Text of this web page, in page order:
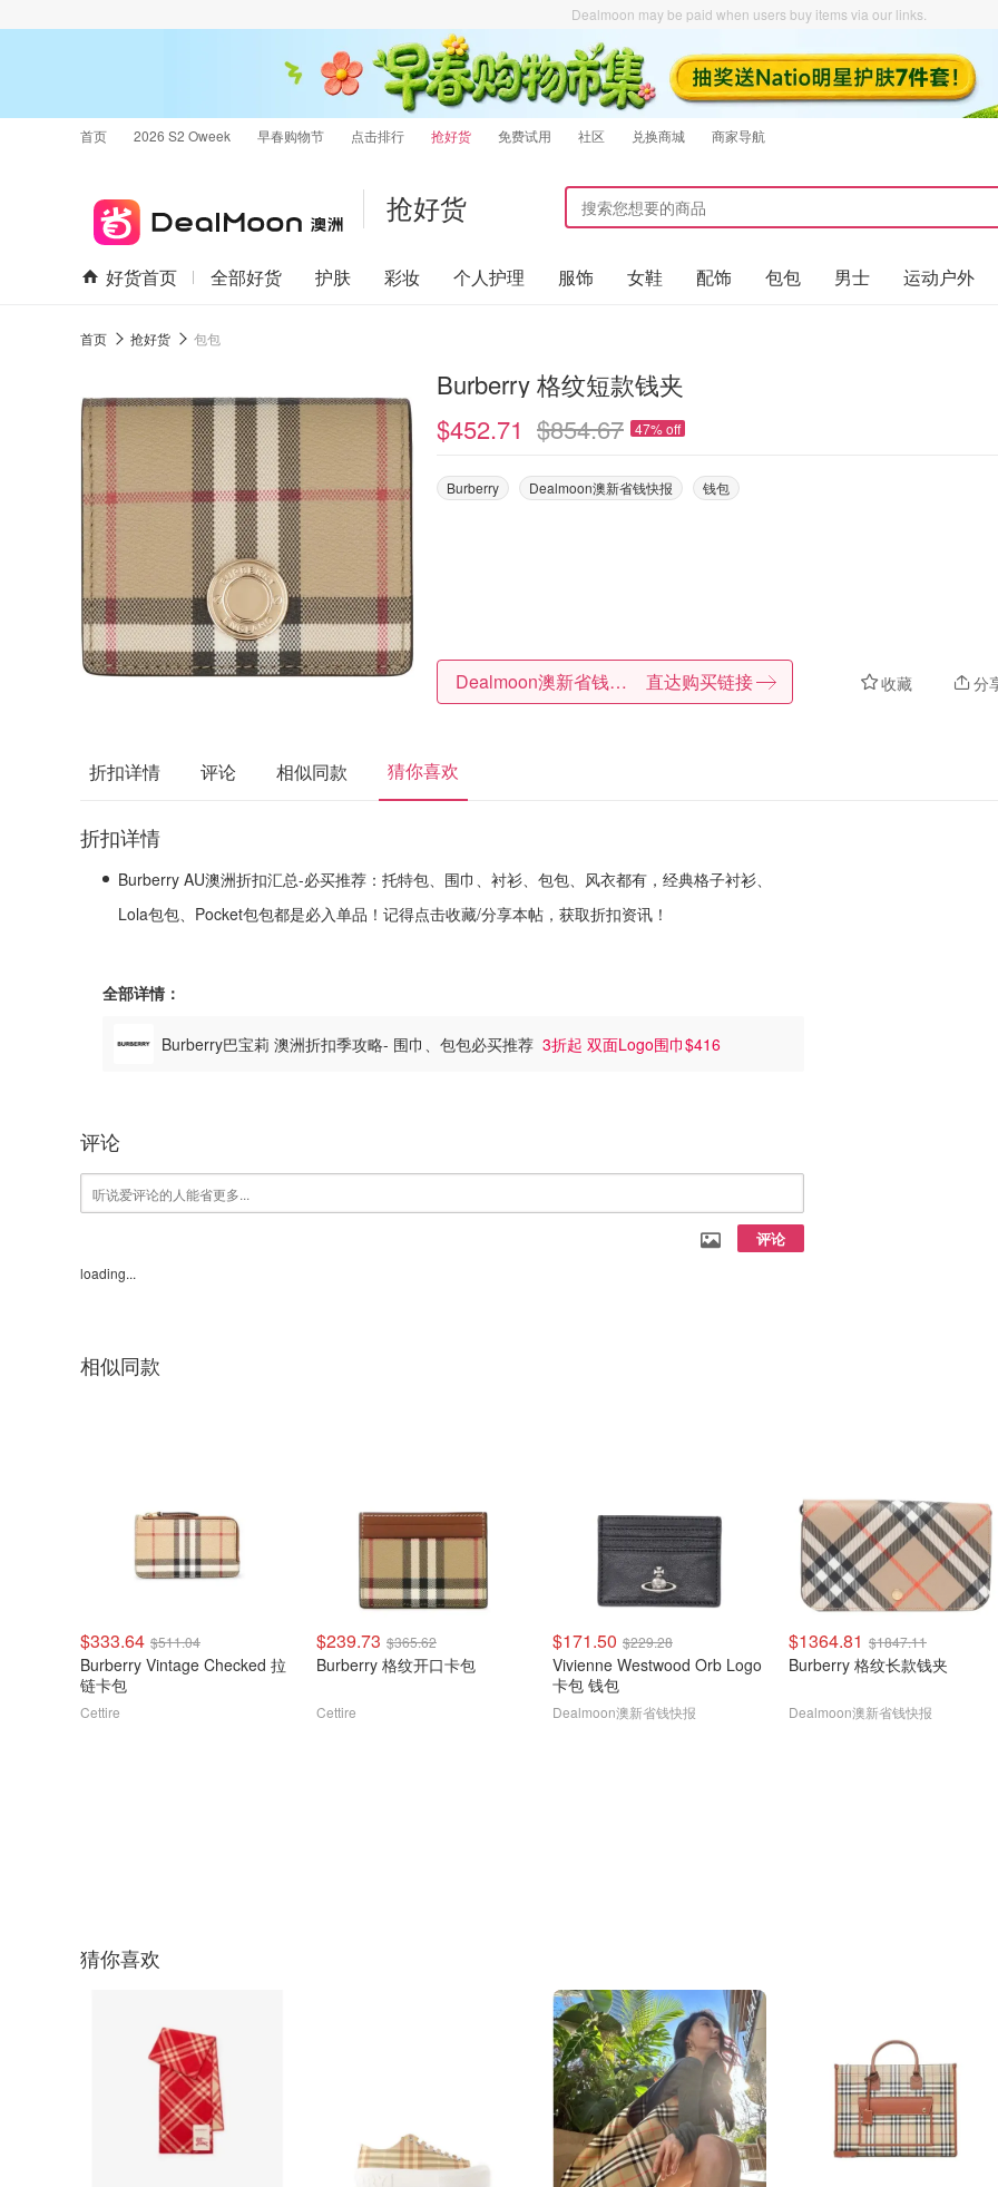
Dealmoon may be paid when users buy items via our links.
首页 2026 S2 Oweek 早春购物节 点击排行 抢好货 免费试用 社区 兑换商城 商家导航
抢好货
好货首页 全部好货 护肤 彩妆 个人护理 服饰 女鞋 配饰 包包 男士 运动户外
首页 抢好货 包包
Burberry 格纹短款钱夹
$452.71 $854.67 47% off
Burberry Dealmoon澳新省钱快报 钱包
收藏 分
Dealmoon澳新省钱快报 直达购买链接
折扣详情 评论 相似同款 猜你喜欢
折扣详情
Burberry AU澳洲折扣汇总-必买推荐：托特包、围巾、衬衫、包包、风衣都有，经典格子衬衫、
Lola包包、Pocket包包都是必入单品！ 记得点击收藏/分享本帖，获取折扣资讯！
全部详情：
Burberry巴宝莉 澳洲折扣季攻略- 围巾、包包必买推荐 3折起 双面Logo围巾$416
评论
评论
loading...
相似同款
$333.64 $511.04
Burberry Vintage Checked 拉
链卡包
Cettire
$239.73 $365.62
Burberry 格纹开口卡包
Cettire
$171.50 $229.28
Vivienne Westwood Orb Logo
卡包 钱包
Dealmoon澳新省钱快报
$1364.81 $1847.11
Burberry 格纹长款钱夹
Dealmoon澳新省钱快报
猜你喜欢